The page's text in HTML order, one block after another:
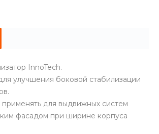
InnoTech.
улучшения боковой стабилизации
для выдвижных систем
фасадом при ширине корпуса